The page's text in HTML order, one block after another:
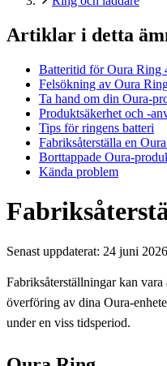
Artiklar i detta
Batteritid för Oura Ring
Felsökning av Oura
Ta hand om din Oura-
Produktsäkerhet och -
Tips för ringens batteri
Fabriksåterställa en
Borttappade Oura-
Kända problem
Senast uppdaterat: 24 juni 2026
Fabriksåterställningar kan
överföring av dina Oura-
under en viss tidsperiod.